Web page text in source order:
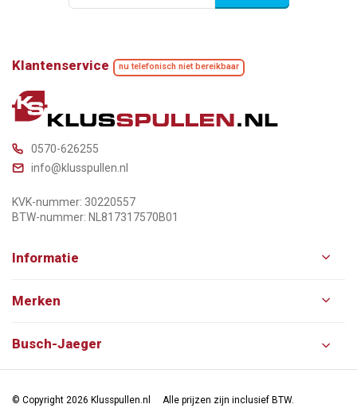
Klantenservice nu telefonisch niet bereikbaar
0570-626255
info@klusspullen.nl
KVK-nummer: 30220557
BTW-nummer: NL817317570B01
Informatie
Merken
Busch-Jaeger
© Copyright 2026 Klusspullen.nl
Alle prijzen zijn inclusief BTW.